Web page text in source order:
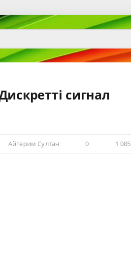
сигнал
Айгерим Султан 0 1 085